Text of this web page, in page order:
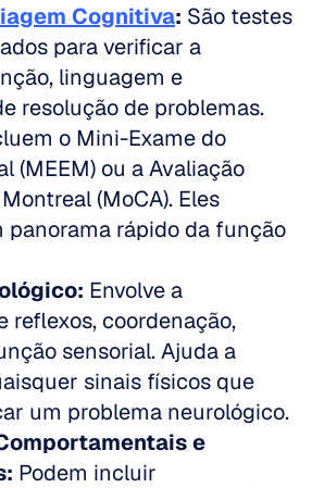
Cognitiva: São testes
para verificar a
linguagem e
resolução de problemas.
o Mini-Exame do
(MEEM) ou a Avaliação
(MoCA). Eles
panorama rápido da função
Envolve a
reflexos, coordenação,
sensorial. Ajuda a
sinais físicos que
um problema neurológico.
e
Podem incluir